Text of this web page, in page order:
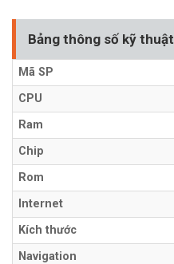
Bảng thông số kỹ thuật
Mã SP
CPU
Ram
Chip
Rom
Internet
Kích thước
Navigation